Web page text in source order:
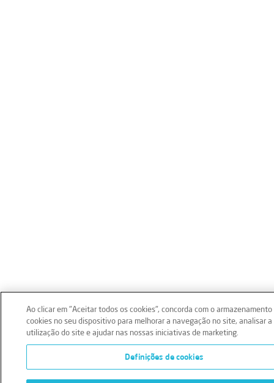
Ao clicar em "Aceitar todos os cookies", concorda com o armazenamento
cookies no seu dispositivo para melhorar a navegação no site, analisar a
utilização do site e ajudar nas nossas iniciativas de marketing.
Definições de cookies